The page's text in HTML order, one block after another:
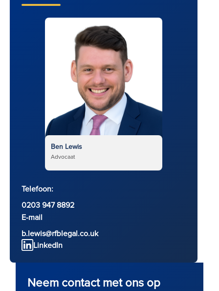
Ben Lewis
Advocaat
Telefoon:
0203 947 8892
E-mail
b.lewis@rfblegal.co.uk
LinkedIn
Neem contact met ons op